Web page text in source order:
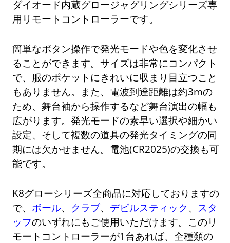
ダイオード内蔵グロージャグリングシリーズ専
用リモートコントローラーです。
簡単なボタン操作で発光モードや色を変化させ
ることができます。サイズは非常にコンパクト
で、服のポケットにきれいに収まり目立つこと
もありません。また、電波到達距離は約3mの
ため、舞台袖から操作するなど舞台演出の幅も
広がります。発光モードの素早い選択や細かい
設定、そして複数の道具の発光タイミングの同
期には欠かせません。電池(CR2025)の交換も可
能です。
K8グローシリーズ全商品に対応しておりますの
で、 ボール、 クラブ、 デビルスティック 、
スタ
ッフのいずれにもご使用いただけます。このリ
モートコントローラーが1台あれば、全種類の